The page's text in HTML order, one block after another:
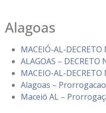
Alagoas
MACEIÓ-AL-DECRETO
ALAGOAS – DECRETO
MACEIO-AL-
Alagoas – Prorrogacao
Maceió AL –